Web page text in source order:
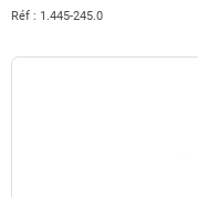
Réf : 1.445-245.0